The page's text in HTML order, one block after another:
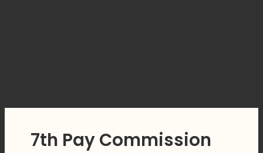
7th Pay Commission